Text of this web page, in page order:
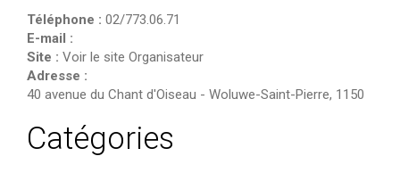
Téléphone : 02/773.06.71
E-mail :
Site : Voir le site Organisateur
Adresse :
40 avenue du Chant d'Oiseau - Woluwe-Saint-Pierre, 1150
Catégories